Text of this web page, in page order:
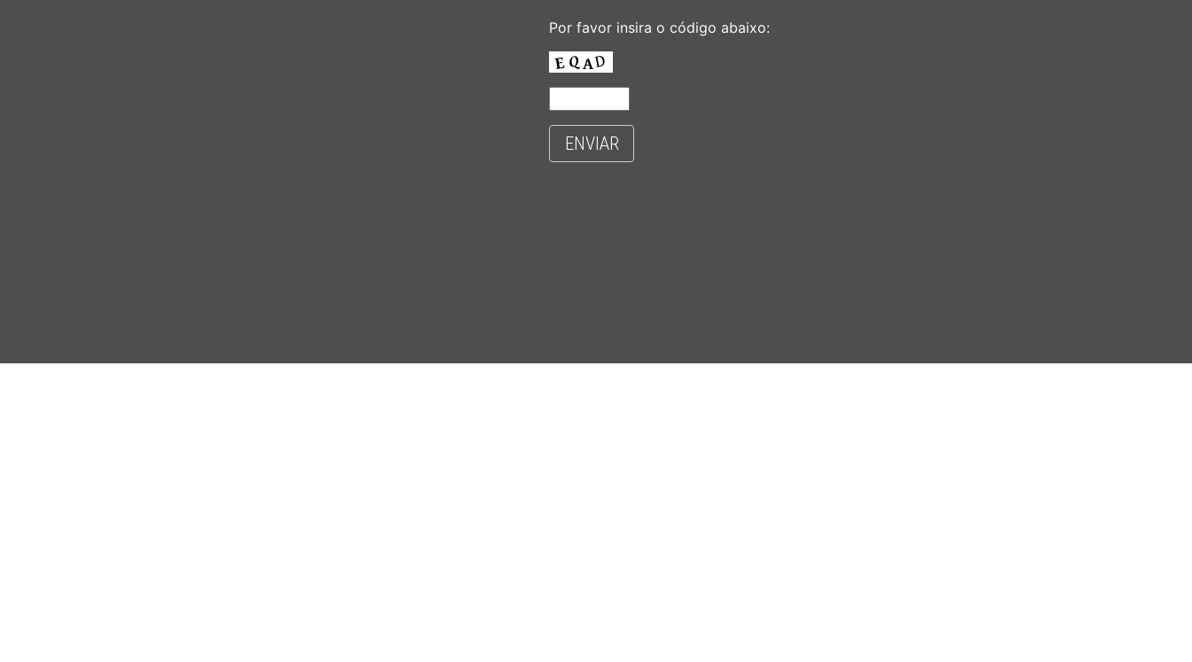
Por favor insira o código abaixo:
ENVIAR